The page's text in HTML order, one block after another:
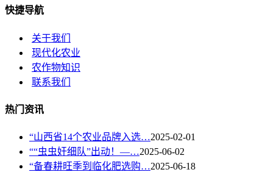
快捷导航
关于我们
现代化农业
农作物知识
联系我们
热门资讯
“山西省14个农业品牌入选…2025-02-01
““虫虫奸细队”出动！—…2025-06-02
“备春耕旺季到临化肥选购…2025-06-18